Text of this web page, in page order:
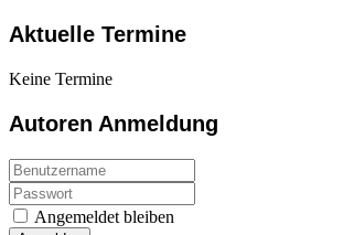
Aktuelle Termine
Keine Termine
Autoren Anmeldung
Angemeldet bleiben